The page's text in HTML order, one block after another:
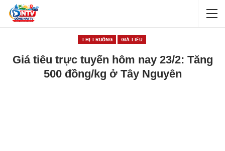
THỊ TRƯỜNG GIÁ TIÊU
Giá tiêu trực tuyến hôm nay 23/2: Tăng
500 đồng/kg ở Tây Nguyên